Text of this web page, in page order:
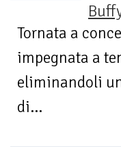
Tornata a
impegnata a
eliminandoli
di...